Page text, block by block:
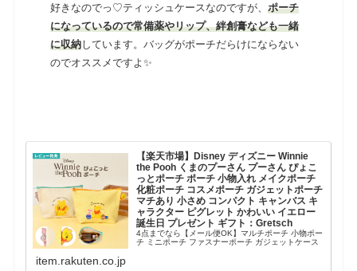
好きなのでっ♡ティッシュケースなのですが、 ポーチ
になっているので常備薬やリップ、絆創膏なども一緒
に収納しています。バッグがポーチだらけにならない
のでオススメですよ✨
【楽天市場】Disney ディズニー Winnie
the Pooh くまのプーさん プーさん ぴょこ
っとポーチ ポーチ 小物入れ メイクポーチ
化粧ポーチ コスメポーチ ガジェットポーチ
マチあり 小さめ コンパクト キャンバス キ
ャラクター ピグレット かわいい イエロー
誕生日 プレゼント ギフト：Gretsch
4点までなら【メール便OK】マルチポーチ 小物ポー
チ ミニポーチ ファスナーポーチ ガジェットケース
item.rakuten.co.jp